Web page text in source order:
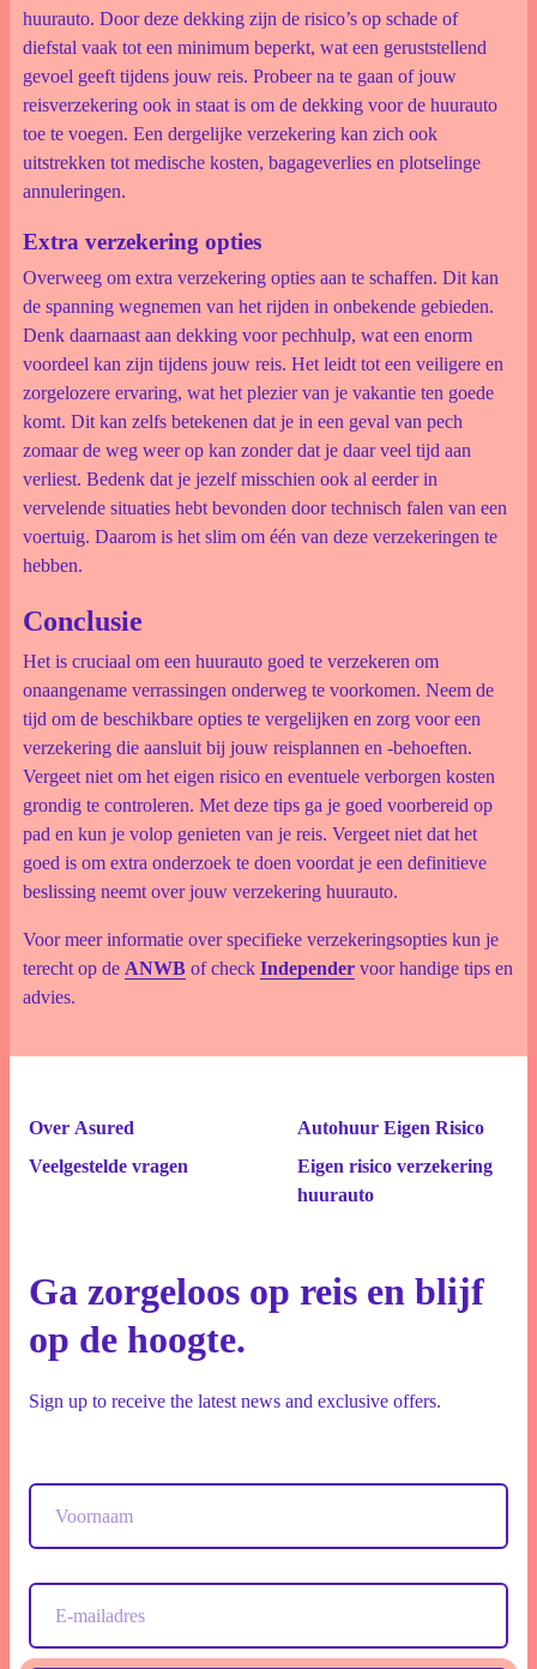
huurauto. Door deze dekking zijn de risico’s op schade of
diefstal vaak tot een minimum beperkt, wat een geruststellend
gevoel geeft tijdens jouw reis. Probeer na te gaan of jouw
reisverzekering ook in staat is om de dekking voor de huurauto
toe te voegen. Een dergelijke verzekering kan zich ook
uitstrekken tot medische kosten, bagageverlies en plotselinge
annuleringen.
Extra verzekering opties
Overweeg om extra verzekering opties aan te schaffen. Dit kan
de spanning wegnemen van het rijden in onbekende gebieden.
Denk daarnaast aan dekking voor pechhulp, wat een enorm
voordeel kan zijn tijdens jouw reis. Het leidt tot een veiligere en
zorgelozere ervaring, wat het plezier van je vakantie ten goede
komt. Dit kan zelfs betekenen dat je in een geval van pech
zomaar de weg weer op kan zonder dat je daar veel tijd aan
verliest. Bedenk dat je jezelf misschien ook al eerder in
vervelende situaties hebt bevonden door technisch falen van een
voertuig. Daarom is het slim om één van deze verzekeringen te
hebben.
Conclusie
Het is cruciaal om een huurauto goed te verzekeren om
onaangename verrassingen onderweg te voorkomen. Neem de
tijd om de beschikbare opties te vergelijken en zorg voor een
verzekering die aansluit bij jouw reisplannen en -behoeften.
Vergeet niet om het eigen risico en eventuele verborgen kosten
grondig te controleren. Met deze tips ga je goed voorbereid op
pad en kun je volop genieten van je reis. Vergeet niet dat het
goed is om extra onderzoek te doen voordat je een definitieve
beslissing neemt over jouw verzekering huurauto.
Voor meer informatie over specifieke verzekeringsopties kun je
terecht op de ANWBof check Independervoor handige tips en
advies.
Over Asured
Veelgestelde vragen
Autohuur Eigen Risico
Eigen risico verzekering
huurauto
Ga zorgeloos op reis en blijf
op de hoogte.
Sign up to receive the latest news and exclusive offers.